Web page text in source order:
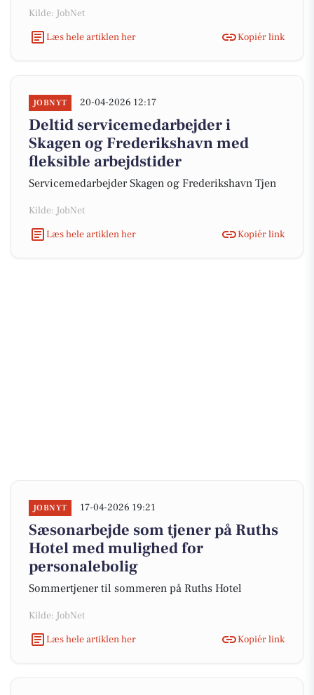
Kilde: JobNet
Læs hele artiklen her
Kopiér link
JOBNYT 20-04-2026 12:17
Deltid servicemedarbejder i
Skagen og Frederikshavn med
fleksible arbejdstider
Servicemedarbejder Skagen og Frederikshavn Tjen
Kilde: JobNet
Læs hele artiklen her
Kopiér link
JOBNYT 17-04-2026 19:21
Sæsonarbejde som tjener på Ruths
Hotel med mulighed for
personalebolig
Sommertjener til sommeren på Ruths Hotel
Kilde: JobNet
Læs hele artiklen her
Kopiér link